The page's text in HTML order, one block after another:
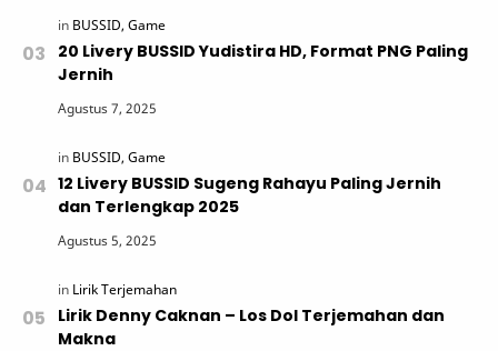
20 Livery BUSSID Yudistira HD, Format PNG Paling
Jernih
12 Livery BUSSID Sugeng Rahayu Paling Jernih
dan Terlengkap 2025
Lirik Denny Caknan – Los Dol Terjemahan dan
Makna